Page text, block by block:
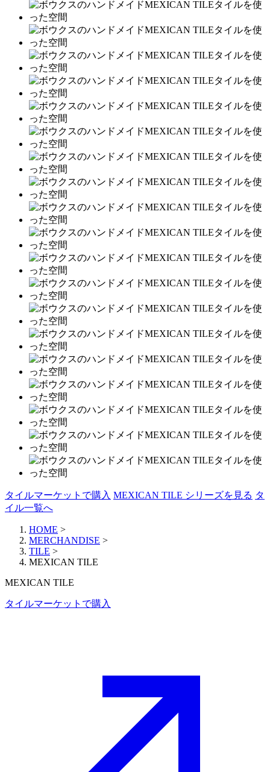
タイルマーケットで購入 MEXICAN TILE シリーズを見る タ
イル一覧へ
HOME >
MERCHANDISE >
TILE >
MEXICAN TILE
MEXICAN TILE
タイルマーケットで購入